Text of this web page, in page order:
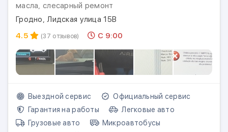
масла, слесарный ремонт
Гродно, Лидская улица 15В
4.5
(37 отзывов) С 9:00
Выездной сервис
Официальный сервис
Гарантия на работы
Легковые авто
Грузовые авто
Микроавтобусы